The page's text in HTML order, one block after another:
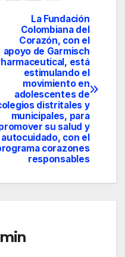
La Fundación
Colombiana del
Corazón, con el
apoyo de Garmisch
está
estimulando el
movimiento en
adolescentes de
distritales y
municipales, para
su salud y
autocuidado, con el
corazones
responsables